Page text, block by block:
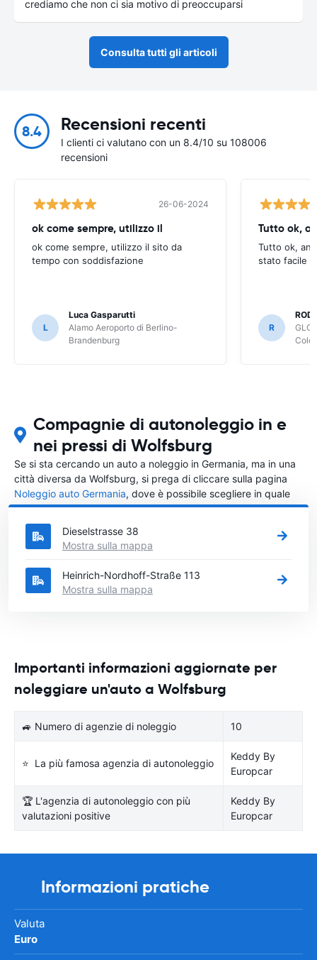
crediamo che non ci sia motivo di preoccuparsi
Consulta tutti gli articoli
8.4 Recensioni recenti
I clienti ci valutano con un 8.4/10 su 108006
recensioni
26-06-2024
ok come sempre, utilizzo il
ok come sempre, utilizzo il sito da
tempo con soddisfazione
L
Luca Gasparutti
Alamo Aeroporto di Berlino-
Brandenburg
Tutto ok,
Tutto ok,
stato facile
R
Compagnie di autonoleggio in e
nei pressi di Wolfsburg
Se si sta cercando un auto a noleggio in Germania, ma in una
città diversa da Wolfsburg, si prega di cliccare sulla pagina
Noleggio auto Germania, dove è possibile scegliere in quale
città in Germania si vuole noleggiare l'auto.
Dieselstrasse 38
Mostra sulla mappa
Heinrich-Nordhoff-Straße 113
Mostra sulla mappa
Importanti informazioni aggiornate per
noleggiare un'auto a Wolfsburg
🚙 Numero di agenzie di noleggio 10
⭐ La più famosa agenzia di autonoleggio
Keddy By
Europcar
🏆 L'agenzia di autonoleggio con più
valutazioni positive
Keddy By
Europcar
Informazioni pratiche
Valuta
Euro